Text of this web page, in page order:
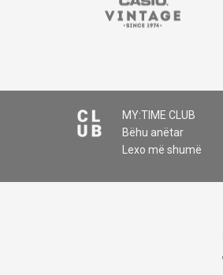
MY:TIME CLUB
Bëhu anëtar
Lexo më shumë